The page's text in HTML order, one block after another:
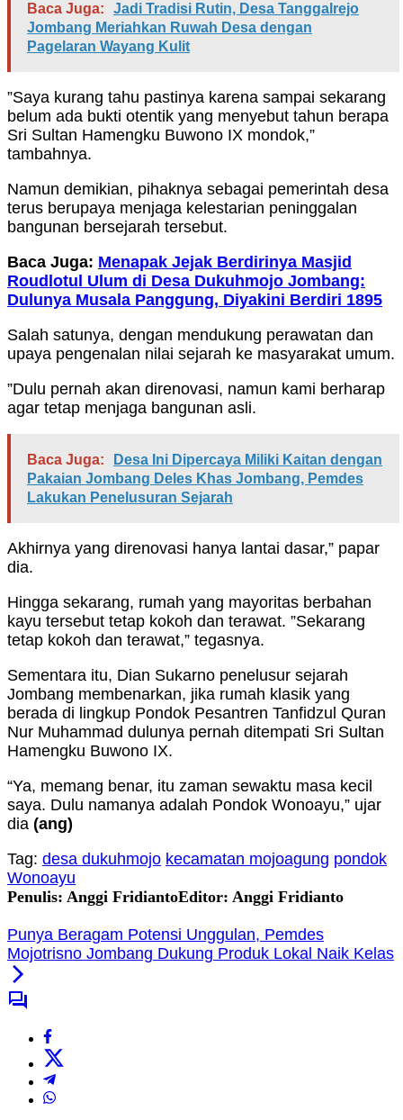
Baca Juga:
Jadi Tradisi Rutin, Desa Tanggalrejo
Jombang Meriahkan Ruwah Desa dengan
Pagelaran Wayang Kulit
”Saya kurang tahu pastinya karena sampai sekarang
belum ada bukti otentik yang menyebut tahun berapa
Sri Sultan Hamengku Buwono IX mondok,”
tambahnya.
Namun demikian, pihaknya sebagai pemerintah desa
terus berupaya menjaga kelestarian peninggalan
bangunan bersejarah tersebut.
Baca Juga: Menapak Jejak Berdirinya Masjid
Roudlotul Ulum di Desa Dukuhmojo Jombang:
Dulunya Musala Panggung, Diyakini Berdiri 1895
Salah satunya, dengan mendukung perawatan dan
upaya pengenalan nilai sejarah ke masyarakat umum.
”Dulu pernah akan direnovasi, namun kami berharap
agar tetap menjaga bangunan asli.
Baca Juga:
Desa Ini Dipercaya Miliki Kaitan dengan
Pakaian Jombang Deles Khas Jombang, Pemdes
Lakukan Penelusuran Sejarah
Akhirnya yang direnovasi hanya lantai dasar,” papar
dia.
Hingga sekarang, rumah yang mayoritas berbahan
kayu tersebut tetap kokoh dan terawat. ”Sekarang
tetap kokoh dan terawat,” tegasnya.
Sementara itu, Dian Sukarno penelusur sejarah
Jombang membenarkan, jika rumah klasik yang
berada di lingkup Pondok Pesantren Tanfidzul Quran
Nur Muhammad dulunya pernah ditempati Sri Sultan
Hamengku Buwono IX.
“Ya, memang benar, itu zaman sewaktu masa kecil
saya. Dulu namanya adalah Pondok Wonoayu,” ujar
dia (ang)
Tag: desa dukuhmojo kecamatan mojoagung pondok
Wonoayu
Penulis: Anggi FridiantoEditor: Anggi Fridianto
Punya Beragam Potensi Unggulan, Pemdes
Mojotrisno Jombang Dukung Produk Lokal Naik Kelas